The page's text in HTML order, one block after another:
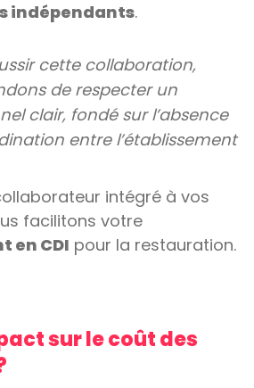
indépendants.
cette collaboration,
de respecter un
clair, fondé sur l’absence
entre l’établissement
intégré à vos
facilitons votre
en CDI pour la restauration.
sur le coût des